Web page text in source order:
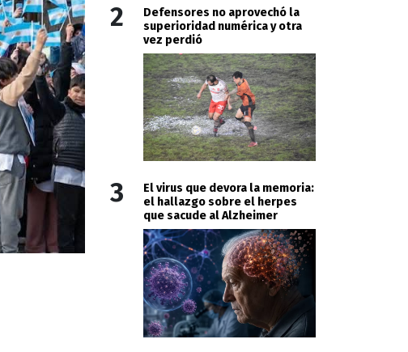
2
Defensores no aprovechó la
superioridad numérica y otra
vez perdió
3
El virus que devora la memoria:
el hallazgo sobre el herpes
que sacude al Alzheimer